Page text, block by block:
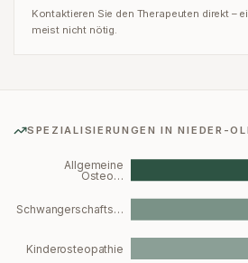
Kontaktieren Sie den Therapeuten direkt –
meist nicht nötig.
SPEZIALISIERUNGEN INNIEDER-
Allgemeine
Osteo…
Schwangerschafts…
Kinderosteopathie